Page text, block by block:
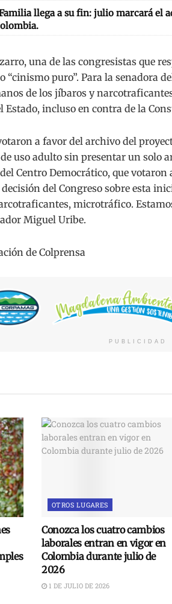
llega a su fin: julio marcará el
una de las congresistas que
“cinismo puro”. Para la senadora
de los jíbaros y
Estado, incluso en contra de la
a favor del archivo del
uso adulto sin presentar un solo
Centro Democrático, que votaron
del Congreso sobre esta
microtráfico.
Miguel Uribe.
de Colprensa
PUBLICIDAD
OTROS LUGARES
Conozca los cuatro cambios
laborales entran en vigor en
Colombia durante julio de
2026
1 DE JULIO DE 2026